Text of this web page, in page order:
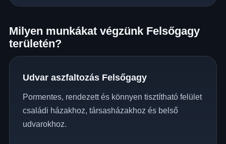
Milyen munkákat végzünk Felsőgagy
területén?
Udvar aszfaltozás Felsőgagy
Pormentes, rendezett és könnyen tisztítható felület
családi házakhoz, társasházakhoz és belső
udvarokhoz.